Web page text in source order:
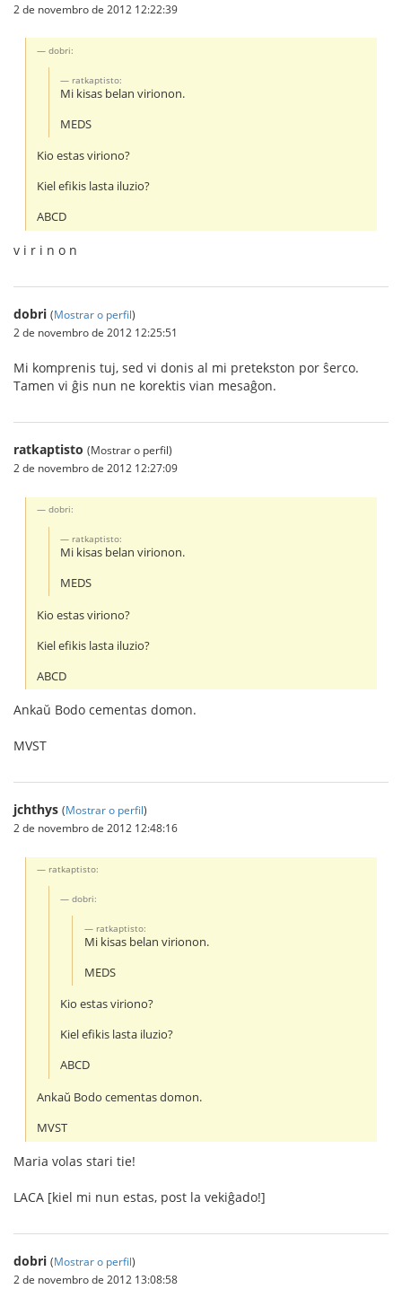
2 de novembro de 2012 12:22:39
dobri:
ratkaptisto:
Mi kisas belan virionon.
MEDS
Kio estas viriono?
Kiel efikis lasta iluzio?
ABCD
v i r i n o n
dobri (Mostrar o perfil)
2 de novembro de 2012 12:25:51
Mi komprenis tuj, sed vi donis al mi pretekston por ŝerco.
Tamen vi ĝis nun ne korektis vian mesaĝon.
ratkaptisto (Mostrar o perfil)
2 de novembro de 2012 12:27:09
dobri:
ratkaptisto:
Mi kisas belan virionon.
MEDS
Kio estas viriono?
Kiel efikis lasta iluzio?
ABCD
Ankaŭ Bodo cementas domon.
MVST
jchthys (Mostrar o perfil)
2 de novembro de 2012 12:48:16
ratkaptisto:
dobri:
ratkaptisto:
Mi kisas belan virionon.
MEDS
Kio estas viriono?
Kiel efikis lasta iluzio?
ABCD
Ankaŭ Bodo cementas domon.
MVST
Maria volas stari tie!
LACA [kiel mi nun estas, post la vekiĝado!]
dobri (Mostrar o perfil)
2 de novembro de 2012 13:08:58